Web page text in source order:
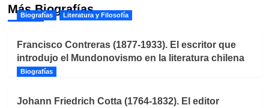
Más Biografías
Biografías Literatura y Filosofía
Francisco Contreras (1877-1933). El escritor que
introdujo el Mundonovismo en la literatura chilena
Biografías
Johann Friedrich Cotta (1764-1832). El editor